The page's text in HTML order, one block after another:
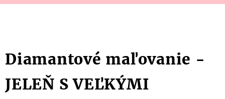
Diamantové maľovanie -
JELEŇ S VEĽKÝMI